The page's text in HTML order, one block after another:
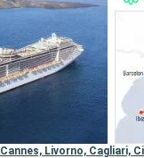
Cannes, Livorno, Cagliari,